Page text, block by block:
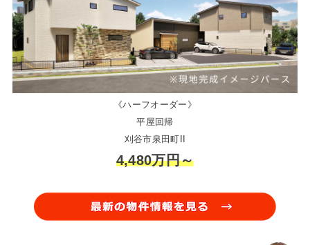
《ハーフオーダー》
平屋回帰
刈谷市泉田町II
4,480万円～